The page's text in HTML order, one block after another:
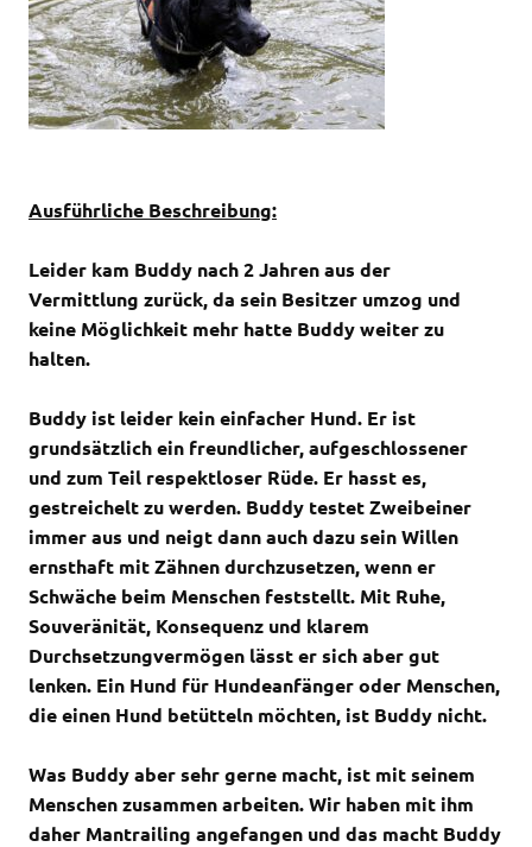
Ausführliche Beschreibung:
Leider kam Buddy nach 2 Jahren aus der
Vermittlung zurück, da sein Besitzer umzog und
keine Möglichkeit mehr hatte Buddy weiter zu
halten.
Buddy ist leider kein einfacher Hund. Er ist
grundsätzlich ein freundlicher, aufgeschlossener
und zum Teil respektloser Rüde. Er hasst es,
gestreichelt zu werden. Buddy testet Zweibeiner
immer aus und neigt dann auch dazu sein Willen
ernsthaft mit Zähnen durchzusetzen, wenn er
Schwäche beim Menschen feststellt. Mit Ruhe,
Souveränität, Konsequenz und klarem
Durchsetzungvermögen lässt er sich aber gut
lenken. Ein Hund für Hundeanfänger oder Menschen,
die einen Hund betütteln möchten, ist Buddy nicht.
Was Buddy aber sehr gerne macht, ist mit seinem
Menschen zusammen arbeiten. Wir haben mit ihm
daher Mantrailing angefangen und das macht Buddy